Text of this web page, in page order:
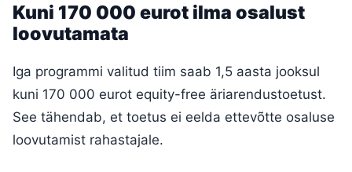
Kuni 170 000 eurot ilma osalust
loovutamata
Iga programmi valitud tiim saab 1,5 aasta jooksul
kuni 170 000 eurot equity-free äriarendustoetust.
See tähendab, et toetus ei eelda ettevõtte osaluse
loovutamist rahastajale.